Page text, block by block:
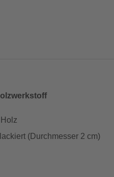
(Durchmesser 2 cm)